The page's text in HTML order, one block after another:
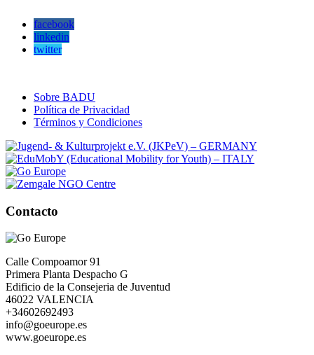
facebook
linkedin
twitter
Sobre BADU
Política de Privacidad
Términos y Condiciones
Contacto
Calle Compoamor 91
Primera Planta Despacho G
Edificio de la Consejeria de Juventud
46022 VALENCIA
+34602692493
info@goeurope.es
www.goeurope.es